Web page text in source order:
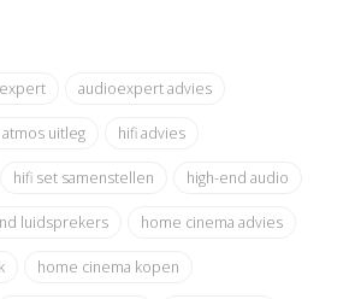
audioexpert advies
uitleg hifi advies
hifi set samenstellen high-end audio
luidsprekers home cinema advies
home cinema kopen